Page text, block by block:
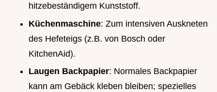
hitzebeständigem Kunststoff.
Küchenmaschine: Zum intensiven Auskneten
des Hefeteigs (z.B. von Bosch oder
KitchenAid).
Laugen Backpapier: Normales Backpapier
kann am Gebäck kleben bleiben; spezielles